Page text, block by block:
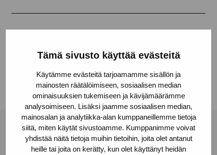
Tämä sivusto käyttää evästeitä
Käytämme evästeitä tarjoamamme sisällön ja
mainosten räätälöimiseen, sosiaalisen median
ominaisuuksien tukemiseen ja kävijämäärämme
analysoimiseen. Lisäksi jaamme sosiaalisen median,
mainosalan ja analytiikka-alan kumppaneillemme tietoja
siitä, miten käytät sivustoamme. Kumppanimme voivat
yhdistää näitä tietoja muihin tietoihin, joita olet antanut
heille tai joita on kerätty, kun olet käyttänyt heidän
Facebook
Pro Artibus -säätiö